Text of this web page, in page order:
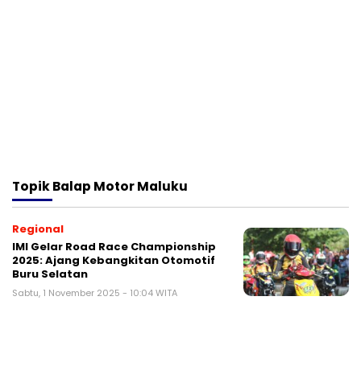
TopikBalap Motor Maluku
Regional
IMI Gelar Road Race Championship
2025: Ajang Kebangkitan Otomotif
Buru Selatan
Sabtu, 1 November 2025 - 10:04 WITA